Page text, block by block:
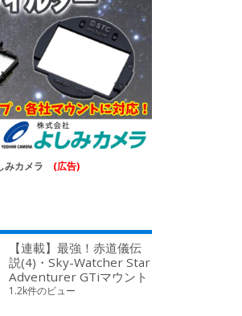
みカメラ (広告)
【連載】最強！赤道儀伝
説(4)・Sky-Watcher Star
Adventurer GTiマウント
1.2k件のビュー